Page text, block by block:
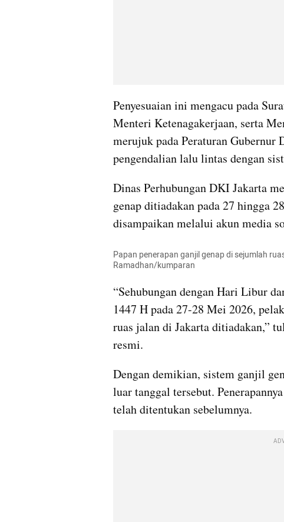
Penyesuaian ini mengacu pada
Menteri Ketenagakerjaan, serta
merujuk pada Peraturan
pengendalian lalu lintas dengan
Dinas Perhubungan DKI Jakarta
genap ditiadakan pada 27 hingga
disampaikan melalui akun media
Papan penerapan ganjil genap di sejumlah
Ramadhan/kumparan
“Sehubungan dengan Hari Libur
1447 H pada 27-28 Mei 2026,
ruas jalan di Jakarta ditiadakan,”
resmi.
Dengan demikian, sistem ganjil
luar tanggal tersebut.
telah ditentukan sebelumnya.